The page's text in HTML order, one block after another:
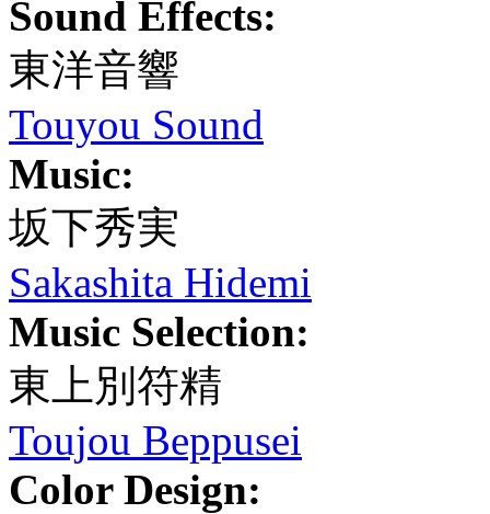
Sound Effects:
東洋音響
Touyou Sound
Music:
坂下秀実
Sakashita Hidemi
Music Selection:
東上別符精
Toujou Beppusei
Color Design: